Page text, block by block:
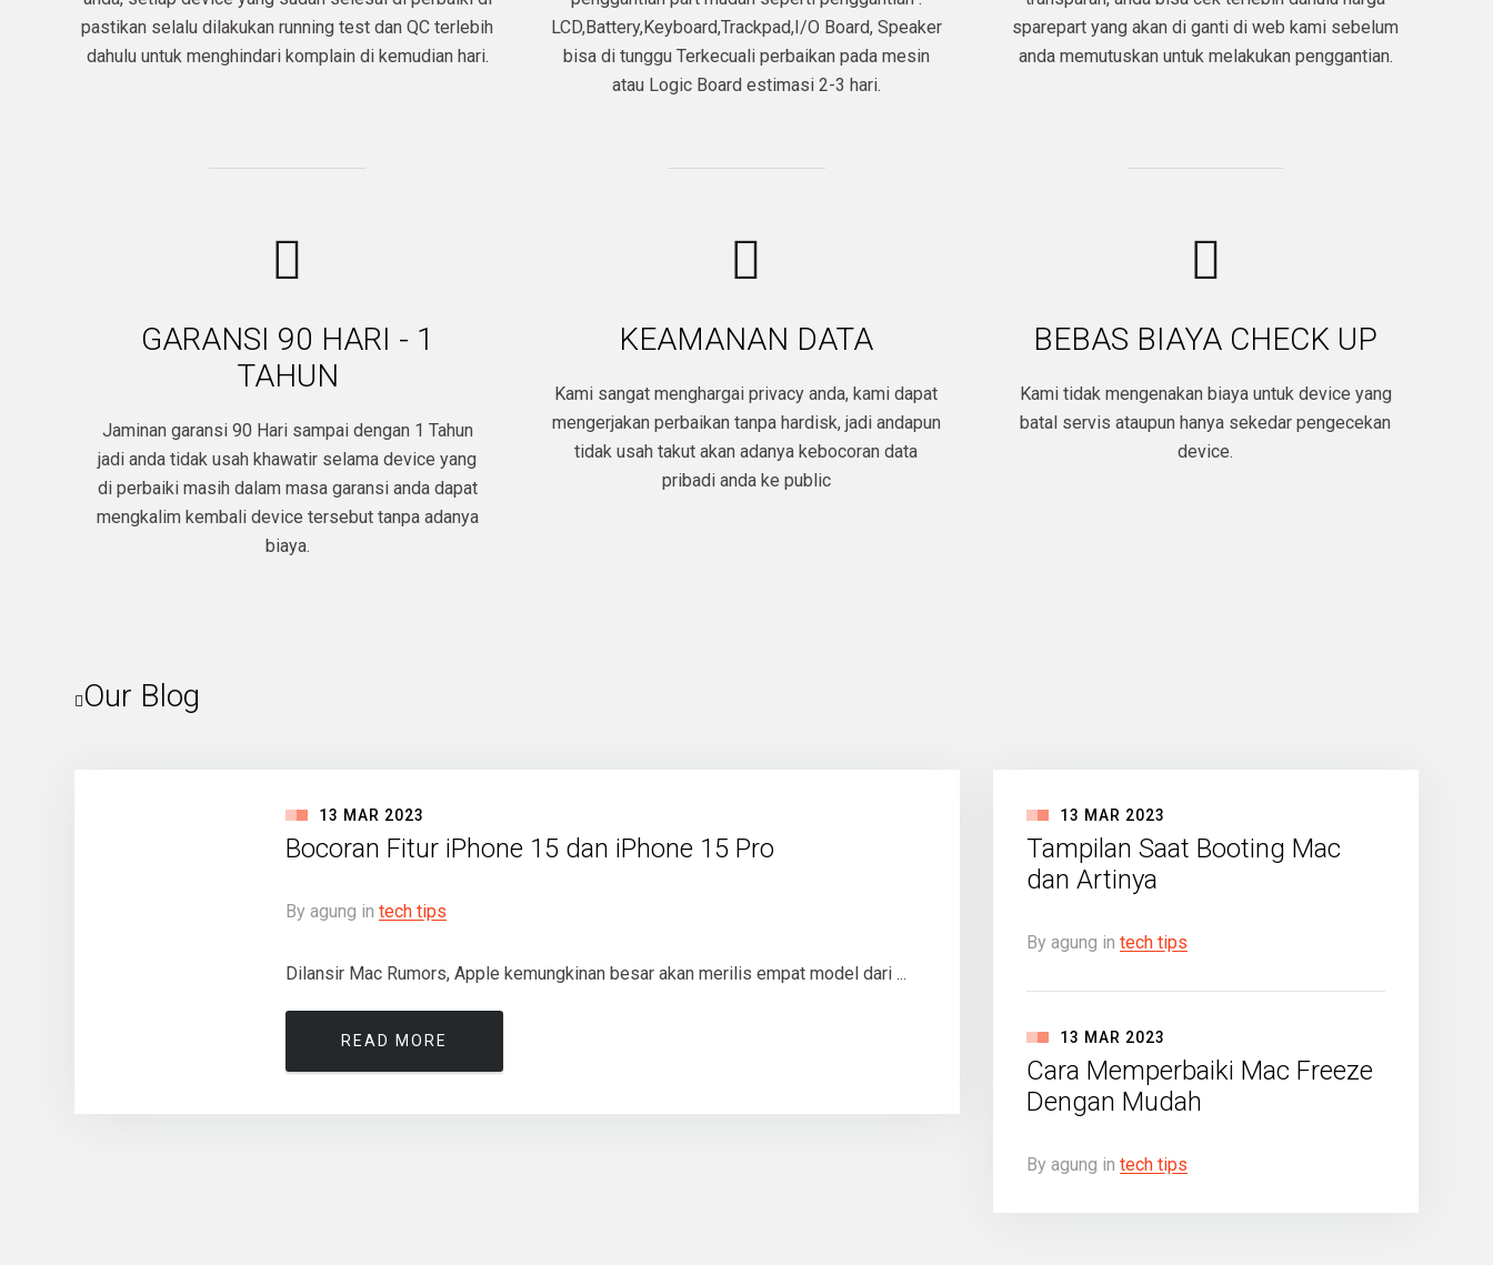
pastikan selalu dilakukan running test dan QC terlebih
dahulu untuk menghindari komplain di kemudian hari.
LCD,Battery,Keyboard,Trackpad,I/O Board, Speaker
bisa di tunggu Terkecuali perbaikan pada mesin
atau Logic Board estimasi 2-3 hari.
sparepart yang akan di ganti di web kami sebelum
anda memutuskan untuk melakukan penggantian.
GARANSI 90 HARI - 1
TAHUN
Jaminan garansi 90 Hari sampai dengan 1 Tahun
jadi anda tidak usah khawatir selama device yang
di perbaiki masih dalam masa garansi anda dapat
mengkalim kembali device tersebut tanpa adanya
biaya.​
KEAMANAN DATA
Kami sangat menghargai privacy anda, kami dapat
mengerjakan perbaikan tanpa hardisk, jadi andapun
tidak usah takut akan adanya kebocoran data
pribadi anda ke public​
BEBAS BIAYA CHECK UP
Kami tidak mengenakan biaya untuk device yang
batal servis ataupun hanya sekedar pengecekan
device.​
Our Blog
13 MAR 2023
Bocoran Fitur iPhone 15 dan iPhone 15 Pro
By agung in tech tips
Dilansir Mac Rumors, Apple kemungkinan besar akan merilis empat model dari ...
READ MORE
13 MAR 2023
Tampilan Saat Booting Mac
dan Artinya
By agung in tech tips
13 MAR 2023
Cara Memperbaiki Mac Freeze
Dengan Mudah
By agung in tech tips